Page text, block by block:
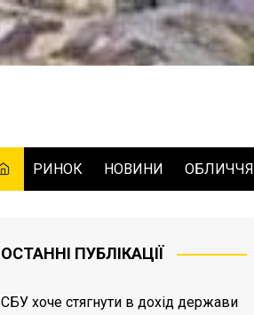
РИНОК НОВИНИ ОБЛИЧЧЯ
ОСТАННІ ПУБЛІКАЦІЇ
СБУ хоче стягнути в дохід держави